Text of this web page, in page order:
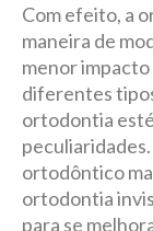
Com efeito, a
maneira de
menor impacto
diferentes
ortodontia
ortodôntico
ortodontia
para se